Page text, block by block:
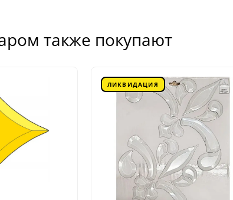
также покупают
ЛИКВИДАЦИЯ